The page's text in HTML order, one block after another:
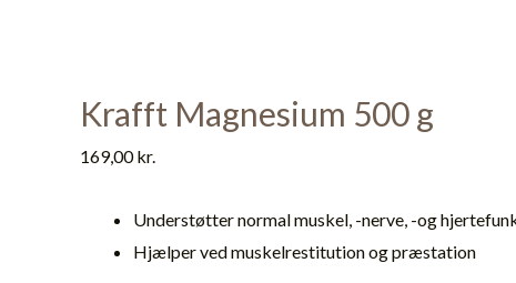
Krafft Magnesium 500 g
169,00kr.
Understøtter normal muskel, -nerve, -og
Hjælper ved muskelrestitution og præstation